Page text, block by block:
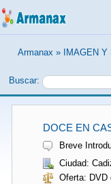
Armanax » IMAGEN
Buscar:
DOCE EN
Breve
Ciudad:
Oferta: DVD